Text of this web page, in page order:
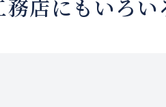
店にもいろい